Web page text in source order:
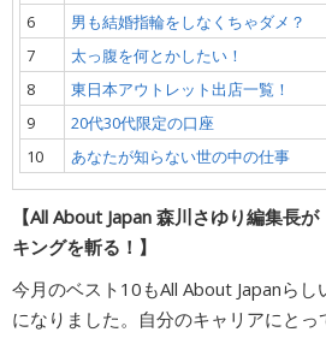
6
男も結婚指輪をしなくちゃダメ？
7
太っ腹を何とかしたい！
8
東日本アウトレット出店一覧！
9
20代30代限定の口座
10
あなたが知らない世の中の仕事
【All About Japan 森川さゆり編集長
キングを斬る！】
今月のベスト10もAll About Japanら
になりました。自分のキャリアにとっ